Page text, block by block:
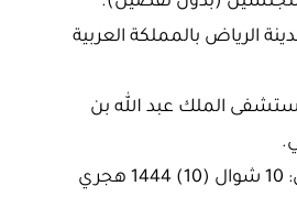
الرياض بالمملكة العربية
الملك عبد الله بن
تاريخ نشر الإعلان: 10 شوال (10) 1444 هجري